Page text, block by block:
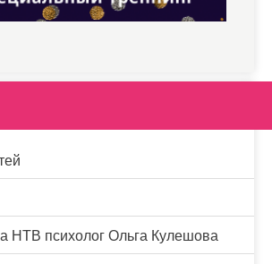
НТВ психолог Ольга Кулешова